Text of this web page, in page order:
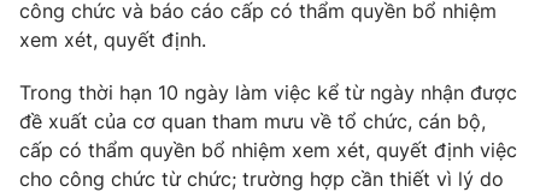
Nguyễn Trọng Ninh
Tổng đài VTV:
Ðiện thoại Thời báo VTV:024.66 897 897
Email:toasoan@vtv.vn
Liên hệ quảng cáo:024-7300.7108
công chức và báo cáo cấp có thẩm quyền bổ nhiệm
xem xét, quyết định.
Trong thời hạn 10 ngày làm việc kể từ ngày nhận được
đề xuất của cơ quan tham mưu về tổ chức, cán bộ,
cấp có thẩm quyền bổ nhiệm xem xét, quyết định việc
cho công chức từ chức; trường hợp cần thiết vì lý do